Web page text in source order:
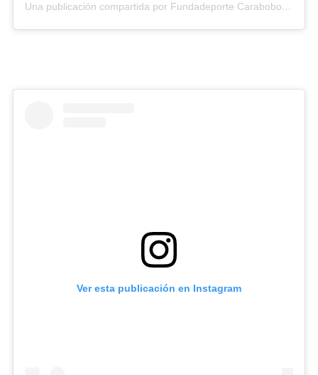
Una publicación compartida por Fundadeporte Carabobo (@fundadeporte)
Ver esta publicación en Instagram